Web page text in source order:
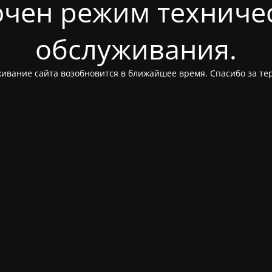
режим
обслуживания.
сайта возобновится в ближайшее время. Спасибо за